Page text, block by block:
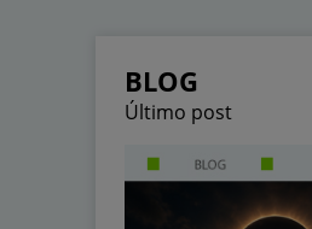
BLOG
Último post